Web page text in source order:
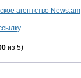
агентство News.am
.
из 5)